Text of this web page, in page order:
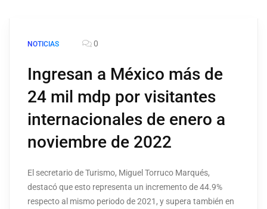
NOTICIAS 0
Ingresan a México más de
24 mil mdp por visitantes
internacionales de enero a
noviembre de 2022
El secretario de Turismo, Miguel Torruco Marqués,
destacó que esto representa un incremento de 44.9%
respecto al mismo periodo de 2021, y supera también en